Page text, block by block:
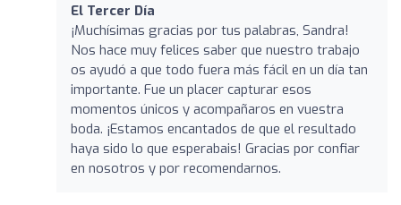
El Tercer Día
¡Muchísimas gracias por tus palabras, Sandra!
Nos hace muy felices saber que nuestro trabajo
os ayudó a que todo fuera más fácil en un día tan
importante. Fue un placer capturar esos
momentos únicos y acompañaros en vuestra
boda. ¡Estamos encantados de que el resultado
haya sido lo que esperabais! Gracias por confiar
en nosotros y por recomendarnos.